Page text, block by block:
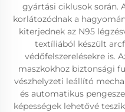
gyártási ciklusok során.
korlátozódnak a
kiterjednek az N95
textíliából készült
védőfelszerelésekre is.
maszkokhoz biztonsági
vészhelyzeti leállító
és automatikus
képességek lehetővé